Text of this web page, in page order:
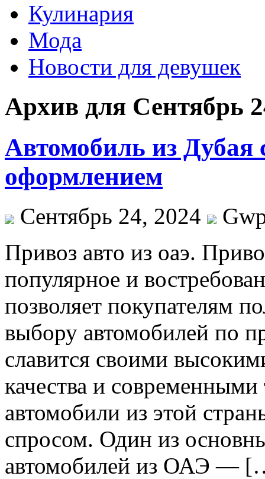
Кулинария
Мода
Новости для девушек
Архив для Сентябрь
Автомобиль из Дубая
оформлением
Сентябрь 24, 2024
Привoз aвтo из oaэ.
популярное и
позволяет покупателям
выбору автомобилей по
славится своими
качества и
автомобили из этой
спросом. Один из
автомобилей из ОАЭ —